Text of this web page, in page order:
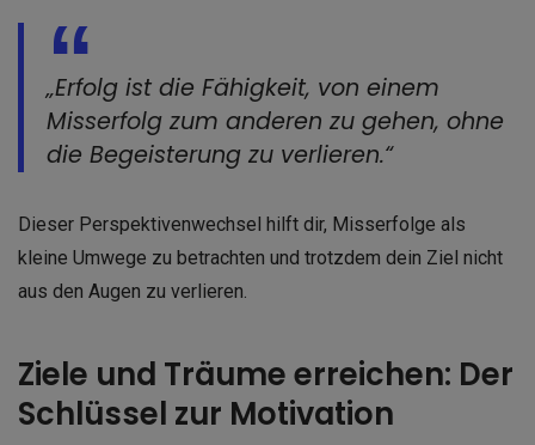
„Erfolg ist die Fähigkeit, von einem
Misserfolg zum anderen zu gehen, ohne
die Begeisterung zu verlieren.“
Dieser Perspektivenwechsel hilft dir, Misserfolge als
kleine Umwege zu betrachten und trotzdem dein Ziel nicht
aus den Augen zu verlieren.
Ziele und Träume erreichen: Der
Schlüssel zur Motivation